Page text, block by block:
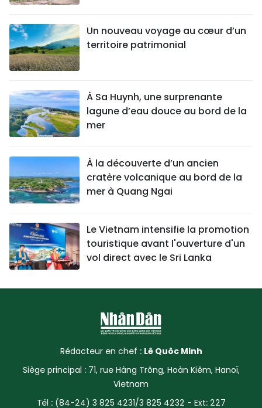
Un nouveau voyage au cœur d’un
territoire patrimonial
À Sa Huynh, une surprenante
lagune d’eau douce au bord de la
mer
À la découverte d’un ancien
cratère volcanique au bord de la
mer à Quang Ngai
Le Vietnam intensifie la promotion
touristique avant l'ouverture d'un
vol direct avec le Sri Lanka
Rédacteur en chef : Lê Quôc Minh
Siège principal : 71, rue Hàng Trông, Hoàn Kiêm, Hanoï,
Vietnam
Tél : (84-24) 3 825 4231/3 825 4232 - Ext: 227